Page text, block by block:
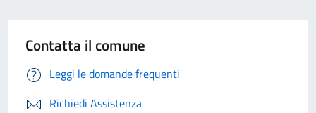
Contatta il comune
Leggi le domande frequenti
Richiedi Assistenza